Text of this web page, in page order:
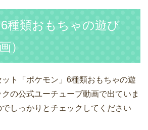
種類おもちゃの遊び
）
ト「ポケモン」6種類おもちゃの遊
の公式ユーチューブ動画で出ていま
しっかりとチェックしてください